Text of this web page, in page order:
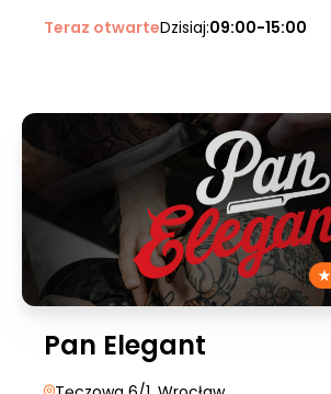
Teraz otwarteDzisiaj:09:00-15:00
Pan Elegant